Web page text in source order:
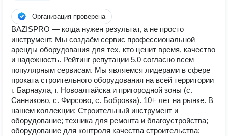
Организация проверена
BAZISPRO — когда нужен результат, а не просто
инструмент. Мы создаём сервис профессиональной
аренды оборудования для тех, кто ценит время, качество
и надежность. Рейтинг репутации 5.0 согласно всем
популярным сервисам. Мы являемся лидерами в сфере
проката строительного оборудования на всей территории
г. Барнаула, г. Новоалтайска и пригородной зоны (с.
Санниково, с. Фирсово, с. Бобровка). 10+ лет на рынке. В
нашем коллекции: Строительный инструмент и
оборудование; техника для ремонта и благоустройства;
оборудование для контроля качества строительства;